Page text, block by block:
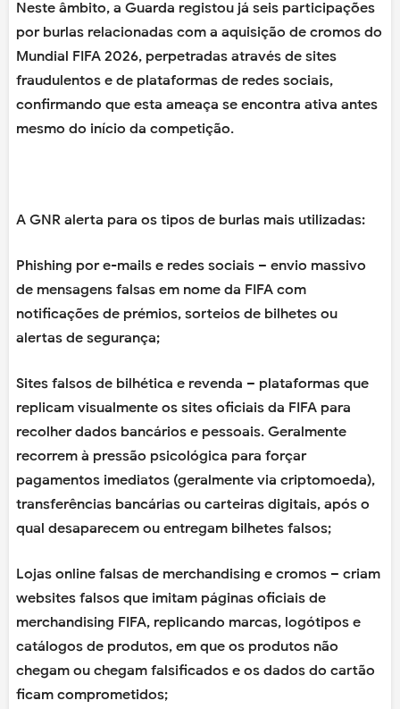
Neste âmbito, a Guarda registou já seis participações
por burlas relacionadas com a aquisição de cromos do
Mundial FIFA 2026, perpetradas através de sites
fraudulentos e de plataformas de redes sociais,
confirmando que esta ameaça se encontra ativa antes
mesmo do início da competição.
A GNR alerta para os tipos de burlas mais utilizadas:
Phishing por e-mails e redes sociais – envio massivo
de mensagens falsas em nome da FIFA com
notificações de prémios, sorteios de bilhetes ou
alertas de segurança;
Sites falsos de bilhética e revenda – plataformas que
replicam visualmente os sites oficiais da FIFA para
recolher dados bancários e pessoais. Geralmente
recorrem à pressão psicológica para forçar
pagamentos imediatos (geralmente via criptomoeda),
transferências bancárias ou carteiras digitais, após o
qual desaparecem ou entregam bilhetes falsos;
Lojas online falsas de merchandising e cromos – criam
websites falsos que imitam páginas oficiais de
merchandising FIFA, replicando marcas, logótipos e
catálogos de produtos, em que os produtos não
chegam ou chegam falsificados e os dados do cartão
ficam comprometidos;